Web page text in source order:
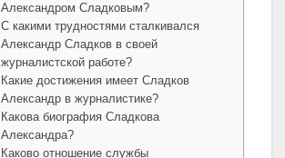
Александром Сладковым?
С какими трудностями сталкивался
Александр Сладков в своей
журналистской работе?
Какие достижения имеет Сладков
Александр в журналистике?
Какова биография Сладкова
Александра?
Каково отношение службы